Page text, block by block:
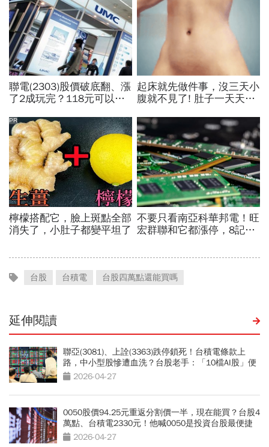
台股 台積電 台股四萬點還能買嗎
延伸閱讀
聯亞(3081)、上詮(3363)跌停鎖死！台積電條款上
路，中小型股慘遭血洗？台股老手：「10檔AI股」便
宜買點浮現
2026-04-27
0050股價94.25元重返分割價一半，現在能買？台股4
萬點、台積電2330元！他喊0050是投資台股最便捷
列車2026-04-27